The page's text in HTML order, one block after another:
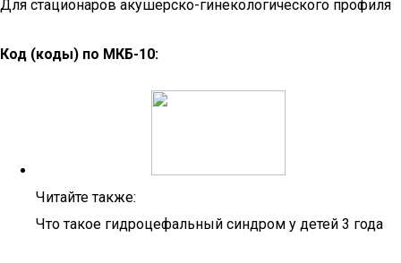
Для стационаров акушерско-гинекологического профиля
Код (коды) по МКБ-10:
Читайте также:
Что такое гидроцефальный синдром у детей 3 года